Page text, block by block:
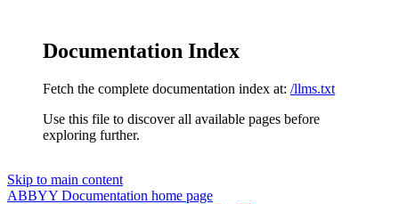
Documentation Index
Fetch the complete documentation index at: /llms.txt
Use this file to discover all available pages before
exploring further.
Skip to main content
ABBYY Documentation home page